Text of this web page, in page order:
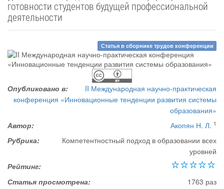
готовности студентов будущей профессиональной
деятельности
Статья в сборнике трудов конференции
Опубликовано в:
II Международная научно-практическая
конференция «Инновационные тенденции развития системы
образования»
Автор:
Акопян Н. Л. 1
Рубрика:
Компетентностный подход в образовании всех
уровней
Рейтинг:
Статья просмотрена:
1763 раз